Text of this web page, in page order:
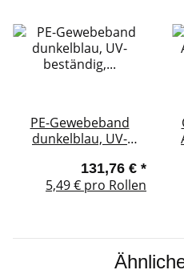
PE-Gewebeband
dunkelblau, UV-
Naturkautschukkleber
50mm x 25m
131,76 € *
5,49 € pro Rollen